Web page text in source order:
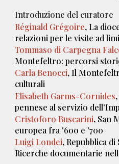
Introduzione del curatore
Réginald Grégoire, La
relazioni per le visite ad
Tommaso di Carpegna
Montefeltro: percorsi
Carla Benocci, Il
culturali
Elisabeth Garms-Cornides
pennese al servizio
Cristoforo Buscarini, San
europea fra '600 e '700
Luigi Londei, Repubblica di
Ricerche documentarie